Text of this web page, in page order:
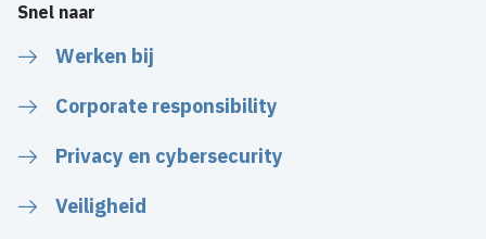
Snel naar
Werken bij
Corporate responsibility
Privacy en cybersecurity
Veiligheid